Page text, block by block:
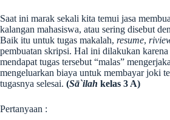
Saat ini marak sekali kita temui jasa
kalangan mahasiswa, atau sering disebut
Baik itu untuk tugas makalah, resume,
pembuatan skripsi. Hal ini dilakukan
mendapat tugas tersebut “malas”
mengeluarkan biaya untuk membayar joki
tugasnya selesai. (Sā`ilah kelas 3 A)
Pertanyaan :